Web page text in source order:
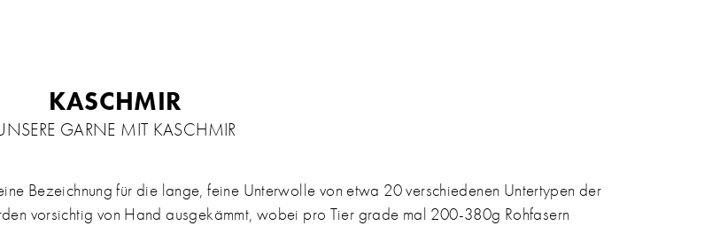
KASCHMIR
GARNE MIT KASCHMIR
Bezeichnung für die lange, feine Unterwolle von etwa 20 verschiedenen Untertypen der
vorsichtig von Hand ausgekämmt, wobei pro Tier grade mal 200-380g Rohfasern